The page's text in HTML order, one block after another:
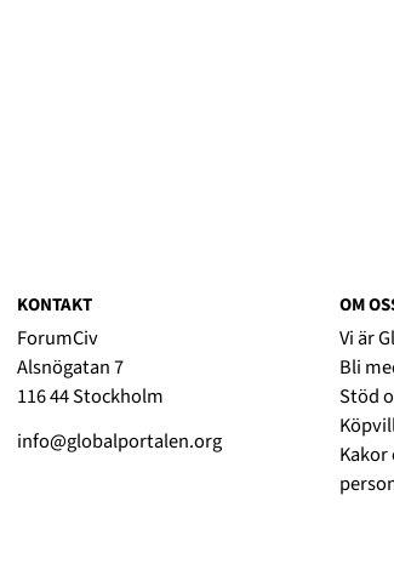
KONTAKT
ForumCiv
Alsnögatan 7
116 44 Stockholm
info@globalportalen.org
OM
Vi är
Bli
Stöd